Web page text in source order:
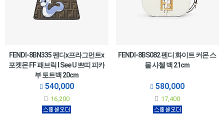
FENDI-8BN335 펜디x프라그먼트x
포켓몬 FF 패브릭 I See U 쁘띠 피카
부 토트백 20cm
540,000
16,200
FENDI-8BS082 펜디 화이트 커몬 스
몰 사첼 백 21cm
580,000
17,400